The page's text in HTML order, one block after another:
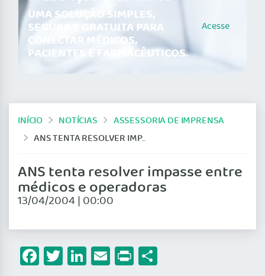
UMA SOLUÇÃO SIMPLES,
SEGURA E GRATUITA PARA
CONECTAR MÉDICOS,
PACIENTES E FARMACÊUTICOS.
Acesse
INÍCIO NOTÍCIAS
ASSESSORIA DE IMPRENSA
ANS TENTA RESOLVER IMPASSE ENTRE MÉDICOS E OPERADORAS
ANS tenta resolver impasse entre
médicos e operadoras
13/04/2004 | 00:00
Facebook
Twitter
LinkedIn
Email
Print